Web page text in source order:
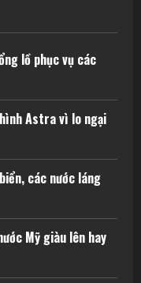
lồ phục vụ các
Astra vì lo ngại
các nước láng
Mỹ giàu lên hay